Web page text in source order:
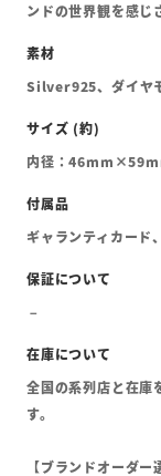
ンドの世界観を感じ
Silver925、ダイヤ
内径：
ギャランティカード
全国の系列店と在庫
す。
【ブランドオーダー